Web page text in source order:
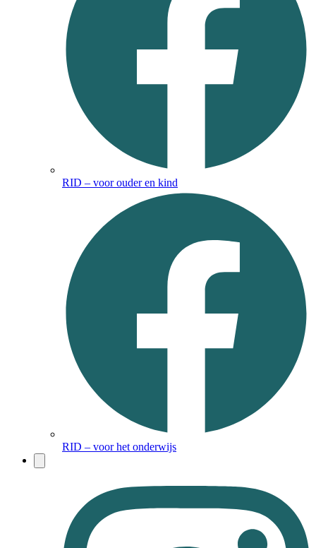
RID – voor ouder en kind
RID – voor het onderwijs